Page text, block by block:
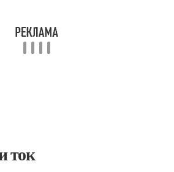
ток